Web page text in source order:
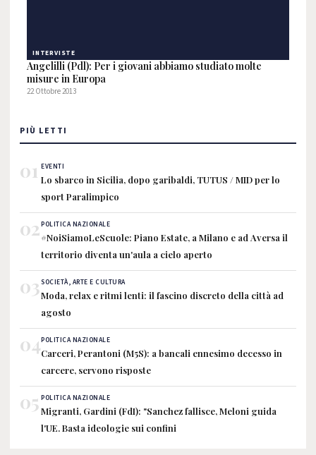
INTERVISTE
Angelilli (Pdl): Per i giovani abbiamo studiato molte
misure in Europa
22 Ottobre 2013
PIÙ LETTI
01 EVENTI
Lo sbarco in Sicilia, dopo garibaldi, TUTUS / MID per lo
sport Paralimpico
02POLITICA NAZIONALE
#NoiSiamoLeScuole: Piano Estate, a Milano e ad Aversa il
territorio diventa un'aula a cielo aperto
03SOCIETÀ, ARTE E CULTURA
Moda, relax e ritmi lenti: il fascino discreto della città ad
agosto
04POLITICA NAZIONALE
Carceri, Perantoni (M5S): a bancali ennesimo decesso in
carcere, servono risposte
05 POLITICA NAZIONALE
Migranti, Gardini (FdI): "Sanchez fallisce, Meloni guida
l'UE. Basta ideologie sui confini